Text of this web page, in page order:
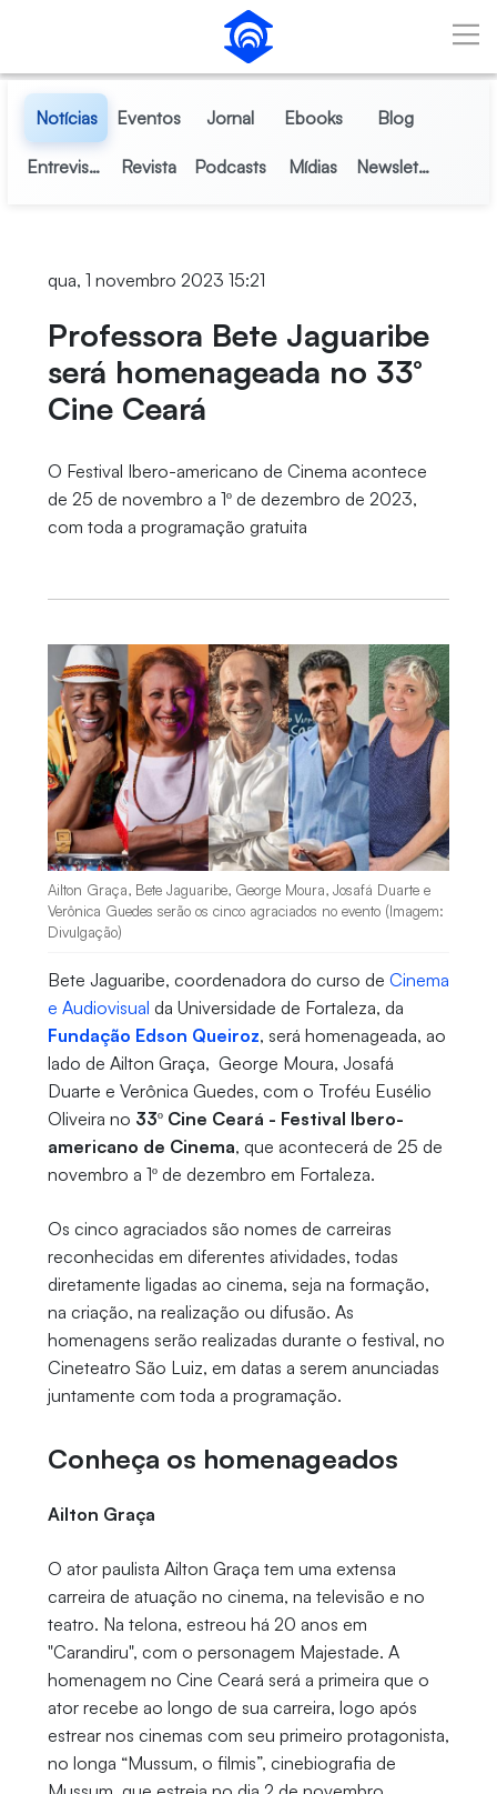
Pular para o Conteúdo principal
Notícias Eventos Jornal Ebooks Blog
Entrevistas Revista Podcasts Mídias Newsletter
qua, 1 novembro 2023 15:21
Professora Bete Jaguaribe
será homenageada no 33°
Cine Ceará
O Festival Ibero-americano de Cinema acontece
de 25 de novembro a 1º de dezembro de 2023,
com toda a programação gratuita
Ailton Graça, Bete Jaguaribe, George Moura, Josafá Duarte e
Verônica Guedes serão os cinco agraciados no evento (Imagem:
Divulgação)
Bete Jaguaribe, coordenadora do curso de Cinema
e Audiovisual da Universidade de Fortaleza, da
Fundação Edson Queiroz, será homenageada, ao
lado de Ailton Graça, George Moura, Josafá
Duarte e Verônica Guedes, com o Troféu Eusélio
Oliveira no 33º Cine Ceará - Festival Ibero-
americano de Cinema, que acontecerá de 25 de
novembro a 1º de dezembro em Fortaleza.
Os cinco agraciados são nomes de carreiras
reconhecidas em diferentes atividades, todas
diretamente ligadas ao cinema, seja na formação,
na criação, na realização ou difusão. As
homenagens serão realizadas durante o festival, no
Cineteatro São Luiz, em datas a serem anunciadas
juntamente com toda a programação.
Conheça os homenageados
Ailton Graça
O ator paulista Ailton Graça tem uma extensa
carreira de atuação no cinema, na televisão e no
teatro. Na telona, estreou há 20 anos em
"Carandiru", com o personagem Majestade. A
homenagem no Cine Ceará será a primeira que o
ator recebe ao longo de sua carreira, logo após
estrear nos cinemas com seu primeiro protagonista,
no longa “Mussum, o filmis”, cinebiografia de